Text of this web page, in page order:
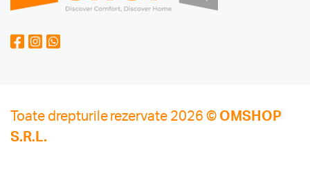
Toate drepturile rezervate 2026 © OMSHOP
S.R.L.